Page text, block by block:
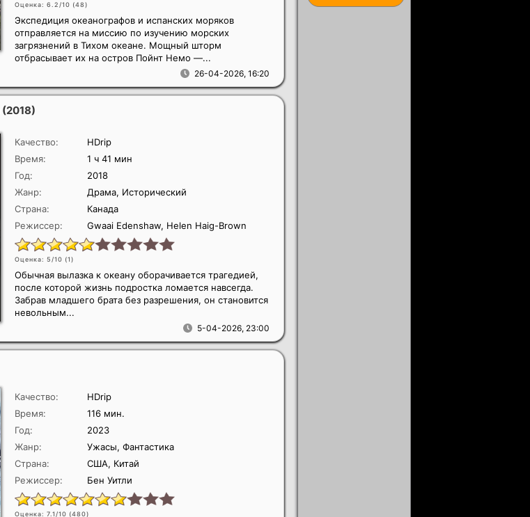
Оценка: 6.2/10 (48)
26-04-2026, 16:20
Экспедиция океанографов и испанских моряков
отправляется на миссию по изучению морских
загрязнений в Тихом океане. Мощный шторм
отбрасывает их на остров Пойнт Немо —...
(2018)
Качество:
HDrip
Время:
1 ч 41 мин
Год:
2018
Жанр:
Драма, Исторический
Страна:
Канада
Режиссер:
Gwaai Edenshaw, Helen Haig-Brown
Оценка: 5/10 (1)
5-04-2026, 23:00
Обычная вылазка к океану оборачивается трагедией,
после которой жизнь подростка ломается навсегда.
Забрав младшего брата без разрешения, он становится
невольным...
Качество:
HDrip
Время:
116 мин.
Год:
2023
Жанр:
Ужасы, Фантастика
Страна:
США, Китай
Режиссер:
Бен Уитли
Оценка: 7.1/10 (480)